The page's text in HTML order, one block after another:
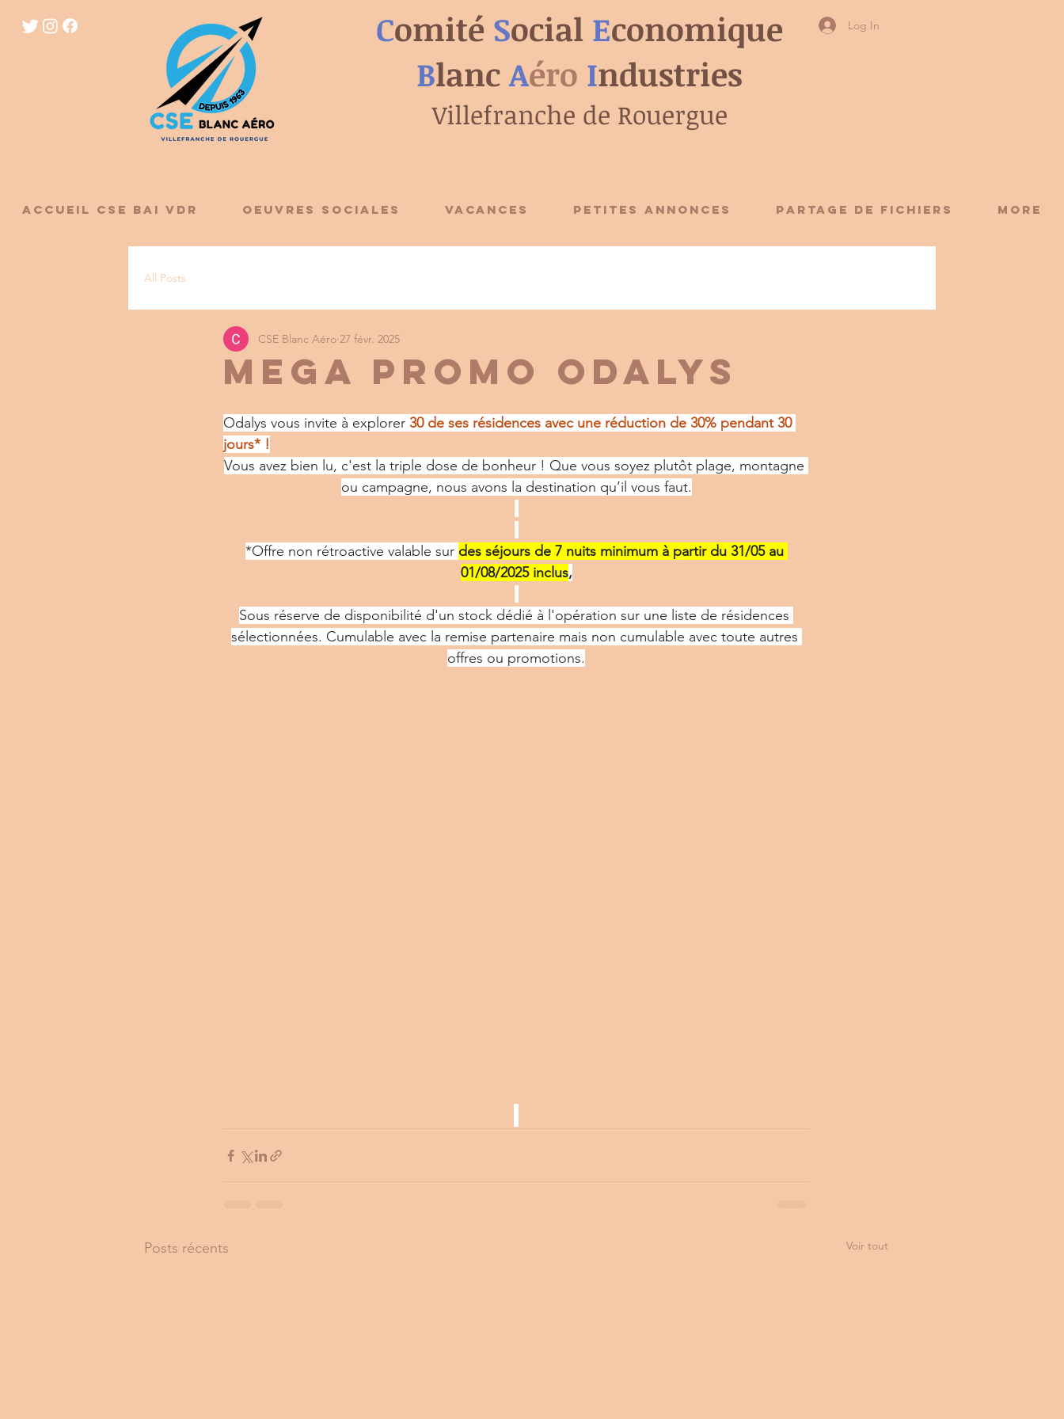
Log In
Comité Social Economique
Blanc Aéro Industries
Villefranche de Rouergue
ACCUEIL CSE BAI VDR OEUVRES SOCIALES VACANCES PETITES ANNONCES Partage de fichiers More
All Posts
MEGA PROMO ODALYS
CSE Blanc Aéro 27 févr. 2025
Odalys vous invite à explorer 30 de ses résidences avec une réduction de 30% pendant 30
jours* !
Vous avez bien lu, c'est la triple dose de bonheur ! Que vous soyez plutôt plage, montagne
ou campagne, nous avons la destination qu’il vous faut.
*Offre non rétroactive valable sur des séjours de 7 nuits minimum à partir du 31/05 au
01/08/2025 inclus,
Sous réserve de disponibilité d'un stock dédié à l'opération sur une liste de résidences
sélectionnées. Cumulable avec la remise partenaire mais non cumulable avec toute autres
offres ou promotions.
Posts récents Voir tout